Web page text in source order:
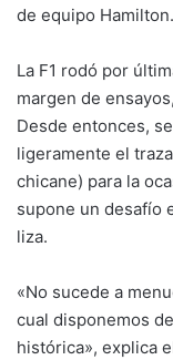
de equipo Hamilton.
La F1 rodó por
margen de
Desde entonces,
ligeramente el
chicane) para la
supone un desafío
liza.
«No sucede a
cual disponemos
histórica», explica